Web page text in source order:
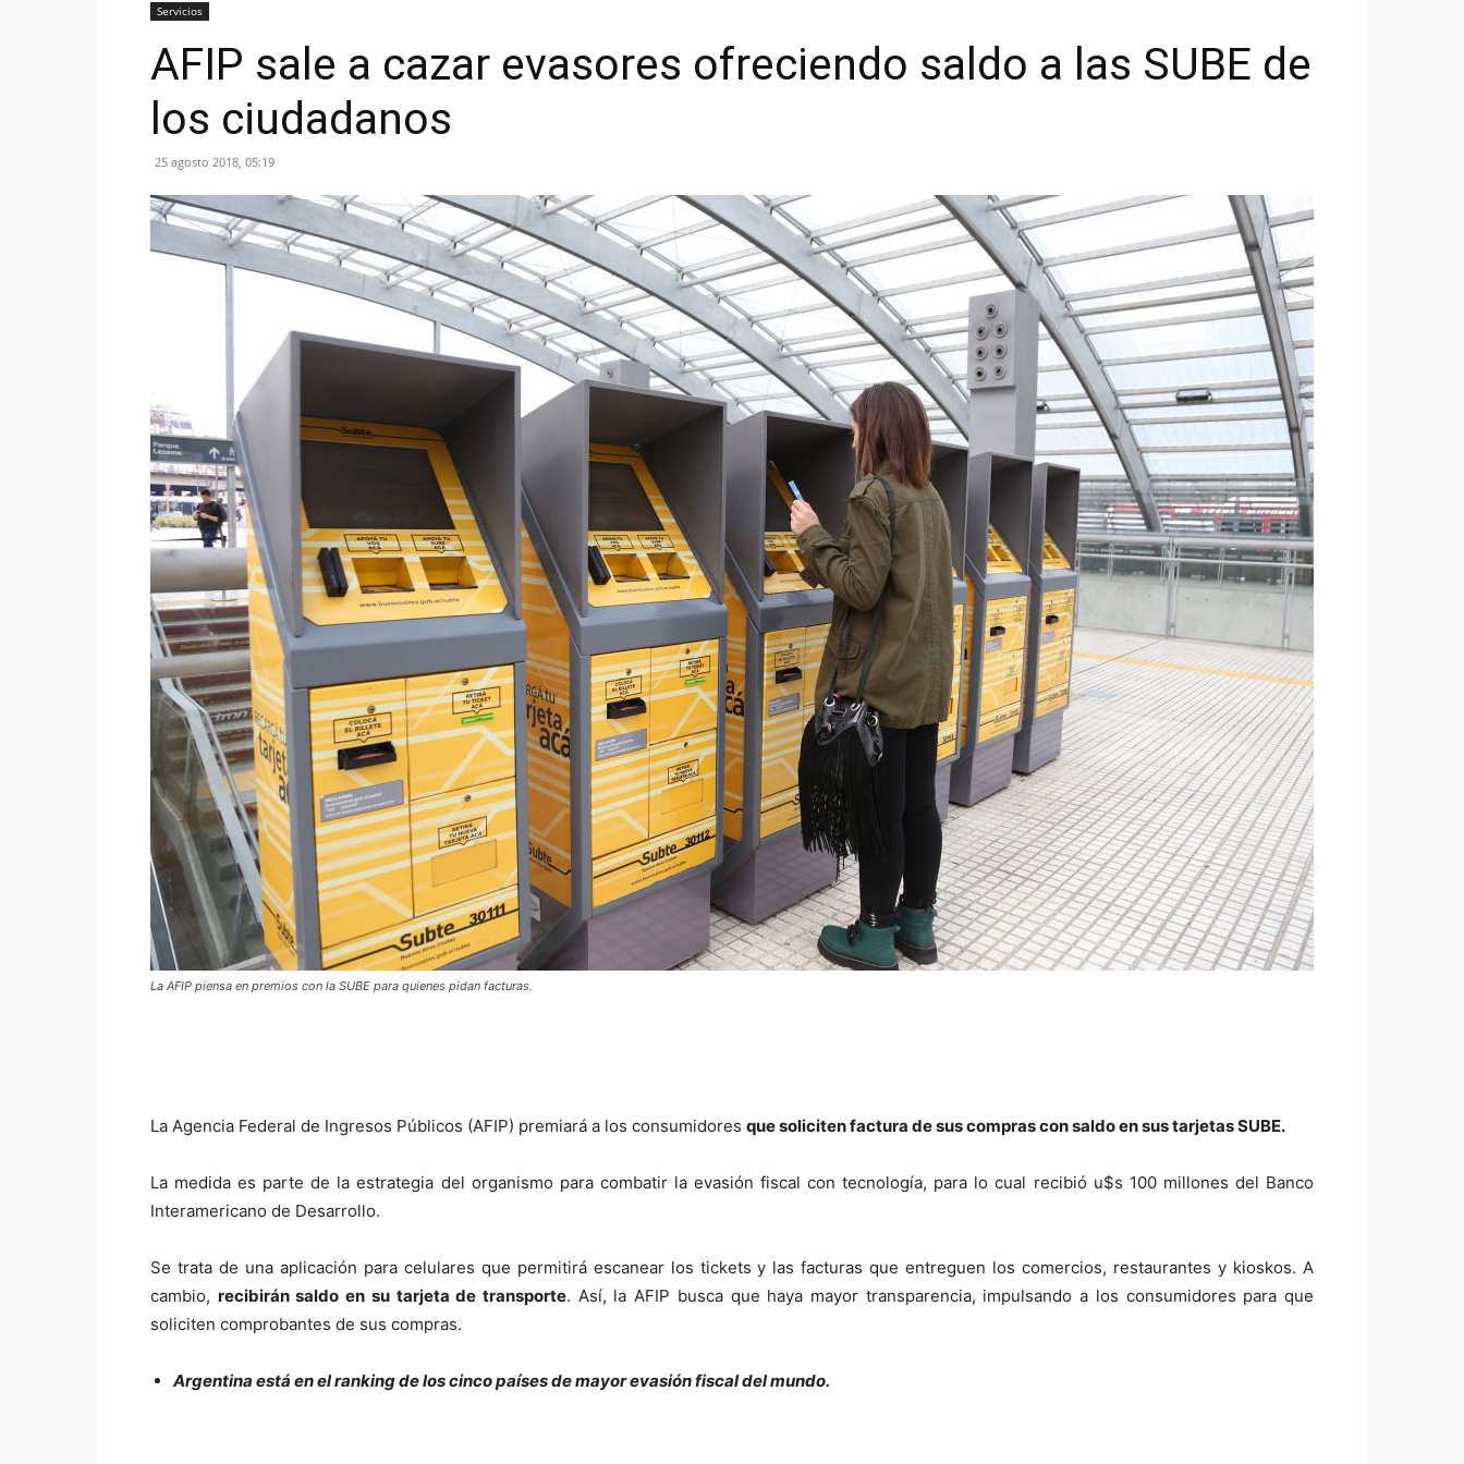
Servicios
AFIP sale a cazar evasores ofreciendo saldo a las SUBE de
los ciudadanos
25 agosto 2018, 05:19
La AFIP piensa en premios con la SUBE para quienes pidan facturas.
La Agencia Federal de Ingresos Públicos (AFIP) premiará a los consumidores que soliciten factura de sus compras con saldo en sus tarjetas SUBE.
La medida es parte de la estrategia del organismo para combatir la evasión fiscal con tecnología, para lo cual recibió u$s 100 millones del Banco
Interamericano de Desarrollo.
Se trata de una aplicación para celulares que permitirá escanear los tickets y las facturas que entreguen los comercios, restaurantes y kioskos. A
cambio, recibirán saldo en su tarjeta de transporte. Así, la AFIP busca que haya mayor transparencia, impulsando a los consumidores para que
soliciten comprobantes de sus compras.
Argentina está en el ranking de los cinco países de mayor evasión fiscal del mundo.